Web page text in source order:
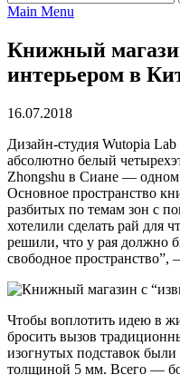
Main Menu
Книжный
интерьером в
16.07.2018
Дизайн-студия Wutopia
абсолютно белый
Zhongshu в Сиане —
Основное пространство
разбитых по темам зон с
хотелили сделать рай для
решили, что у рая должно
свободное
Чтобы воплотить идею в
бросить вызов
изогнутых подставок
толщиной 5 мм. Всего —